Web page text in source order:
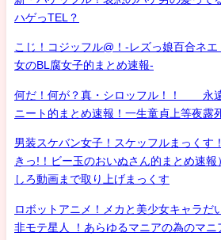
ハゲっTEL？
こじ！コジッフル@！-レズっ娘百合ネ
女のBL腐女子的まとめ速報-
何だ！何が？真・シロッフル！！ 永
ニート的まとめ速報！一生童貞上等夜露
男装スケバン女子！スケッフルまっくす
きっ!！ビー玉のおいぬさん的まとめ速
しろ動画まで取り上げまっくす
ロボットアニメ！メカと美少女キャラだ
非モテ星人 ！あらゆるマニアの為のマニ